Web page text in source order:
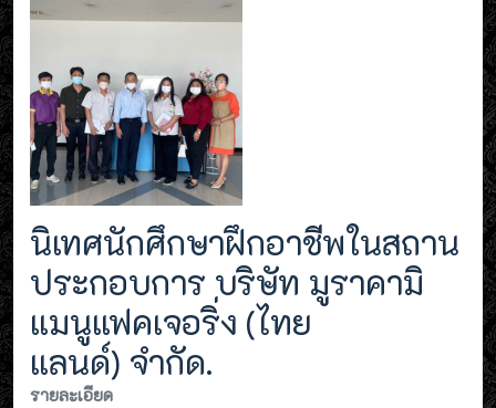
นิเทศนักศึกษาฝึกอาชีพในสถาน
ประกอบการ บริษัท มูราคามิ
แมนูแฟคเจอริ่ง (ไทย
แลนด์) จำกัด.
รายละเอียด